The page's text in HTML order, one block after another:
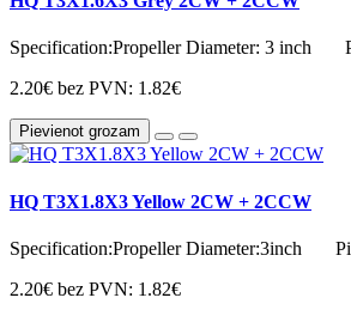
Specification:Propeller Diameter: 3
2.20€ bez PVN: 1.82€
Pievienot grozam
HQ T3X1.8X3 Yellow 2CW + 2CCW
Specification:Propeller Diameter:3inch
2.20€ bez PVN: 1.82€